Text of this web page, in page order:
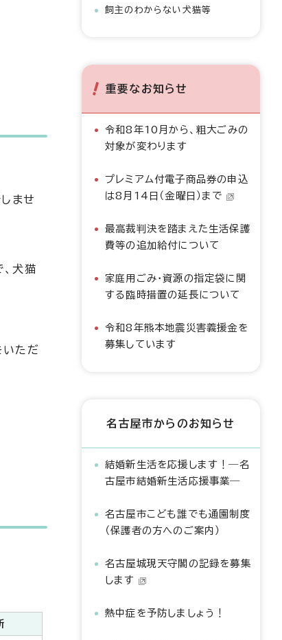
ませ
犬猫
いただ
飼主のわからない犬猫等
重要なお知らせ
令和8年10月から、粗大ごみの
対象が変わります
プレミアム付電子商品券の申込
は8月14日（金曜日）まで
最高裁判決を踏まえた生活保護
費等の追加給付について
家庭用ごみ・資源の指定袋に関
する臨時措置の延長について
令和8年熊本地震災害義援金を
募集しています
名古屋市からのお知らせ
結婚新生活を応援します！―名
古屋市結婚新生活応援事業―
名古屋市こども誰でも通園制度
（保護者の方へのご案内）
名古屋城現天守閣の記録を募集
します
熱中症を予防しましょう！